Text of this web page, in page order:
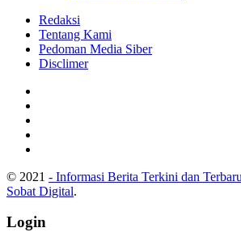
Redaksi
Tentang Kami
Pedoman Media Siber
Disclimer
© 2021 - Informasi Berita Terkini dan
Sobat Digital.
Login